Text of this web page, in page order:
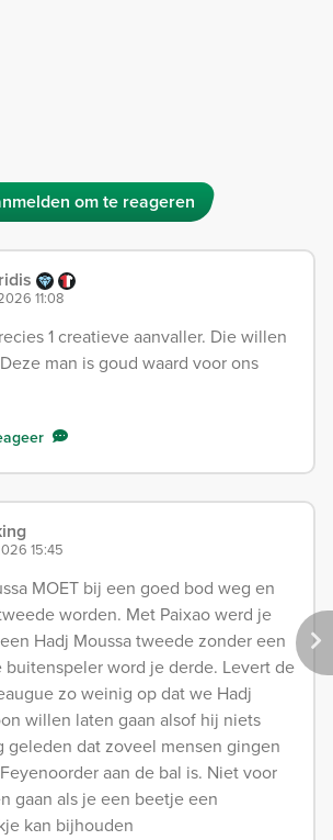
om te reageren
11:08
1 creatieve aanvaller. Die willen
man is goud waard voor ons
15:45
MOET bij een goed bod weg en
worden. Met Paixao werd je
Hadj Moussa tweede zonder een
word je derde. Levert de
zo weinig op dat we Hadj
willen laten gaan alsof hij niets
geleden dat zoveel mensen gingen
aan de bal is. Niet voor
gaan als je een beetje een
kan bijhouden